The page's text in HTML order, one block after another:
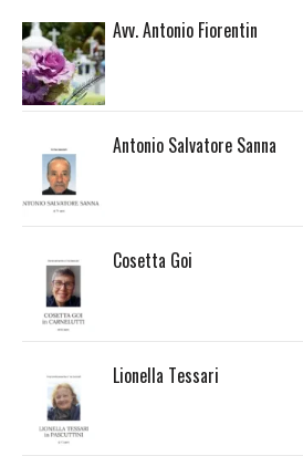
Avv. Antonio Fiorentin
Antonio Salvatore Sanna
Cosetta Goi
Lionella Tessari